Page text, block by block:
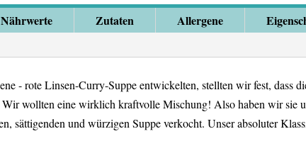
Nährwerte Zutaten Allergene
- rote Linsen-Curry-Suppe entwickelten, stellten wir fest, dass
wollten eine wirklich kraftvolle Mischung! Also haben wir sie
sättigenden und würzigen Suppe verkocht. Unser absoluter